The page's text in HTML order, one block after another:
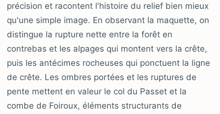
précision et racontent l'histoire du relief bien mieux
qu'une simple image. En observant la maquette, on
distingue la rupture nette entre la forêt en
contrebas et les alpages qui montent vers la crête,
puis les antécimes rocheuses qui ponctuent la ligne
de crête. Les ombres portées et les ruptures de
pente mettent en valeur le col du Passet et la
combe de Foiroux, éléments structurants de